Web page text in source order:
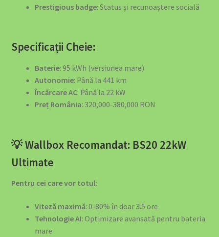
🏭 SOLUȚII EV PENTRU FABRICI ȘI DEPOZITE
🚀 OFERTA SPECIALĂ: Stația de Încărcare 40kW
🚗 SOLUȚII EV PENTRU FLOTE DE VEHICULE ELECTRICE
Prestigious badge: Status și recunoaștere socială
Specificații Cheie:
Baterie: 95 kWh (versiunea mare)
Autonomie: Până la 441 km
Încărcare AC: Până la 22 kW
Preț România: 320,000-380,000 RON
💡 Wallbox Recomandat: BS20 22kW
Ultimate
Pentru cei care vor totul:
Viteză maximă: 0-80% în doar 3.5 ore
Tehnologie AI: Optimizare avansată pentru bateria
mare